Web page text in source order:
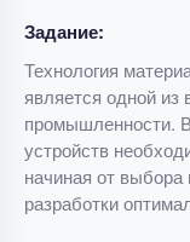
Задание:
Технология
является одной
промышленности.
устройств
начиная от
разработки